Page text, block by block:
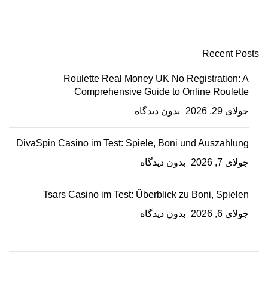
Recent Posts
Roulette Real Money UK No Registration: A
Comprehensive Guide to Online Roulette
جولای 29, 2026
بدون دیدگاه
DivaSpin Casino im Test: Spiele, Boni und Auszahlung
جولای 7, 2026
بدون دیدگاه
Tsars Casino im Test: Überblick zu Boni, Spielen
جولای 6, 2026
بدون دیدگاه